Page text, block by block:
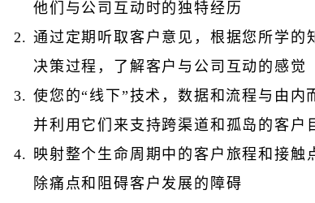
他们与公司互动时的独特经历
通过定期听取客户意见，根据您所学的
决策过程，了解客户与公司互动的感觉
使您的“线下”技术，数据和流程与由内
并利用它们来支持跨渠道和孤岛的客户
映射整个生命周期中的客户旅程和接触
除痛点和阻碍客户发展的障碍